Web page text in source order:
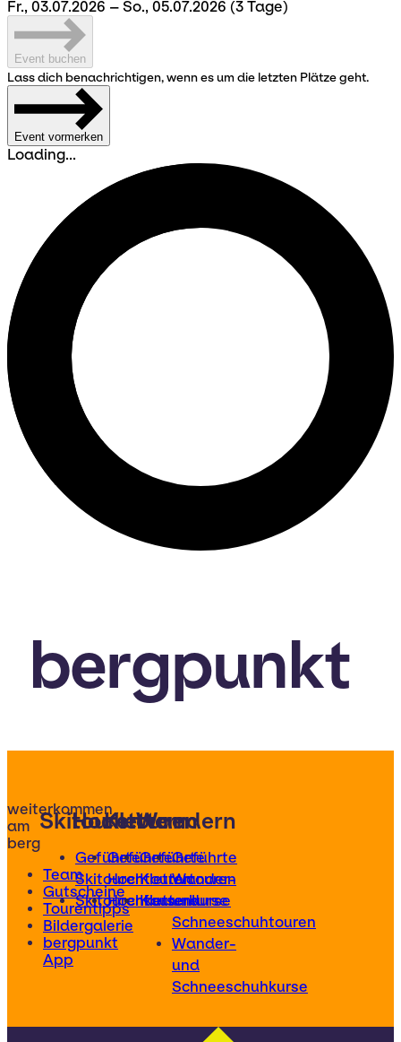
Fr., 03.07.2026 – So., 05.07.2026 (3 Tage)
Event buchen
Lass dich benachrichtigen, wenn es um die letzten Plätze geht.
Event vormerken
Loading...
bergpunkt
weiterkommen
am
berg
Team
Gutscheine
Tourentipps
Bildergalerie
bergpunkt
App
Skitouren
Geführte
Skitouren
Skitourenkurse
Hochtouren
Geführte
Hochtouren
Hochtourenkurse
Klettern
Geführte
Klettertouren
Kletterkurse
Wandern
Geführte
Wander-
und
Schneeschuhtouren
Wander-
und
Schneeschuhkurse